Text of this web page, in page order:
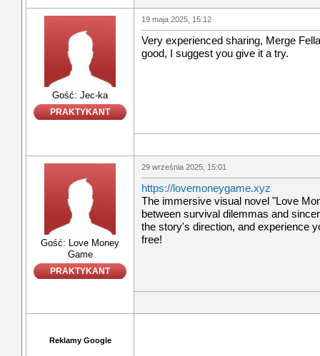
Gość: Jec-ka
PRAKTYKANT
19 maja 2025, 15:12
Very experienced sharing, Merge
good, I suggest you give it a try.
Gość: Love Money
Game
PRAKTYKANT
29 września 2025, 15:01
https://lovemoneygame.xyz
The immersive visual novel "Love
between survival dilemmas and
the story's direction, and experience
free!
Reklamy Google